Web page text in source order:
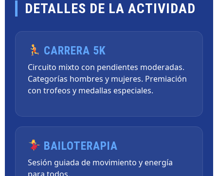
DETALLES DE LA ACTIVIDAD
CARRERA 5K
Circuito mixto con pendientes moderadas.
Categorías hombres y mujeres. Premiación
con trofeos y medallas especiales.
BAILOTERAPIA
Sesión guiada de movimiento y energía